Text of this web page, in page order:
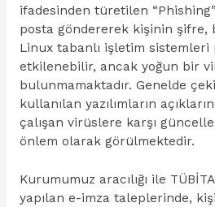
ifadesinden türetilen
posta göndererek kişinin şifre,
Linux tabanlı işletim
etkilenebilir, ancak yoğun bir
bulunmamaktadır. Genelde
kullanılan yazılımların
çalışan virüslere karşı
önlem olarak görülmektedir.
Kurumumuz aracılığı ile
yapılan e-imza taleplerinde,